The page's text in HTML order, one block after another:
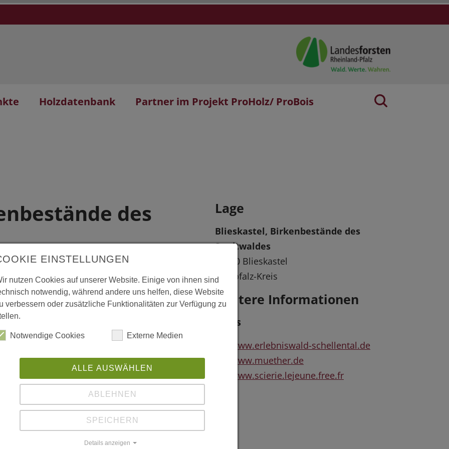
Holzdatenbank
Partner im Projekt ProHolz/ ProBois
des
den großen Stürmen 1990 (Vivian und
zur Wiederbewaldung entstanden,
Birke vermehrte Aufmerksamkeit geschenkt
Sie wird u.a. in Form einer
Müther, Haltern und Sciere Lejeune, F-
Lage
Blieskastel, Birkenbestände des
Stadtwaldes
66440 Blieskastel
Saarpfalz-Kreis
Weitere Informationen
Links
www.erlebniswald-schellental.de
www.muether.de
www.scierie.lejeune.free.fr
EINSTELLUNGEN
nutzen Cookies auf unserer Website. Einige von ihnen sind
notwendig, während andere uns helfen, diese Website
verbessern oder zusätzliche Funktionalitäten zur Verfügung zu
Notwendige Cookies Externe Medien
ALLE AUSWÄHLEN
ABLEHNEN
SPEICHERN
Details anzeigen